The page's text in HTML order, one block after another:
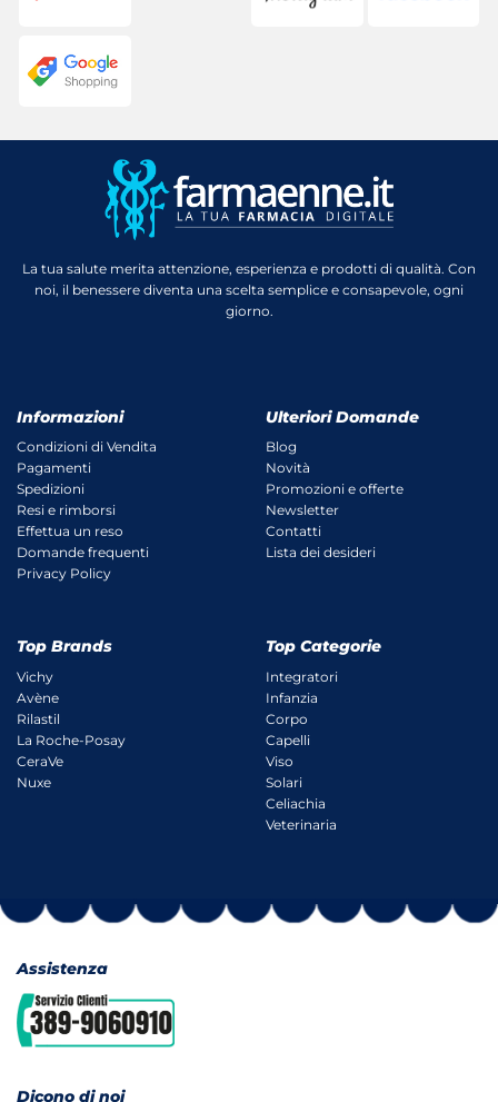
La tua salute merita attenzione, esperienza e prodotti di qualità. Con
noi, il benessere diventa una scelta semplice e consapevole, ogni
giorno.
Informazioni
Condizioni di Vendita
Pagamenti
Spedizioni
Resi e rimborsi
Effettua un reso
Domande frequenti
Privacy Policy
Ulteriori Domande
Blog
Novità
Promozioni e offerte
Newsletter
Contatti
Lista dei desideri
Top Brands
Vichy
Avène
Rilastil
La Roche-Posay
CeraVe
Nuxe
Top Categorie
Integratori
Infanzia
Corpo
Capelli
Viso
Solari
Celiachia
Veterinaria
Assistenza
Dicono di noi